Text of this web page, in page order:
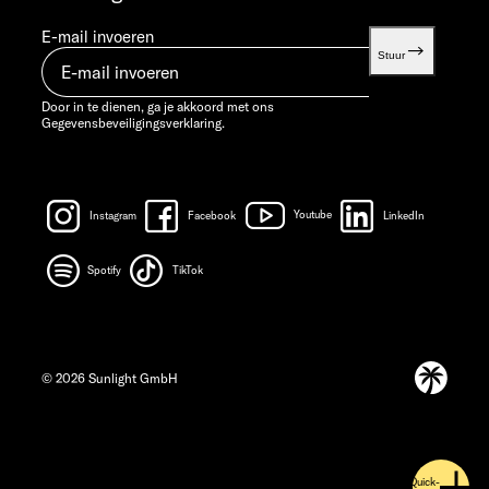
Quick-
E-mail invoeren
Stuur
Door in te dienen, ga je akkoord met ons
Gegevensbeveiligingsverklaring.
Instagram Facebook Youtube LinkedIn
Spotify TikTok
© 2026 Sunlight GmbH